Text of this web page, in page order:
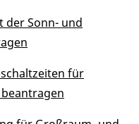
der Sonn- und
für